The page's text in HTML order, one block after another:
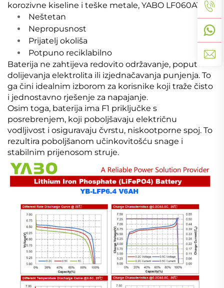
korozivne kiseline i teške metale, YABO LF060A1 je:
Neštetan
Nepropusnost
Prijatelj okoliša
Potpuno reciklabilno
Baterija ne zahtijeva redovito održavanje, poput
dolijevanja elektrolita ili izjednačavanja punjenja. To
ga čini idealnim izborom za korisnike koji traže čisto
i jednostavno rješenje za napajanje.
Osim toga, baterija ima F1 priključke s
posrebrenjem, koji poboljšavaju električnu
vodljivost i osiguravaju čvrstu, niskootporne spoj. To
rezultira poboljšanom učinkovitošću snage i
stabilnim prijenosom struje.